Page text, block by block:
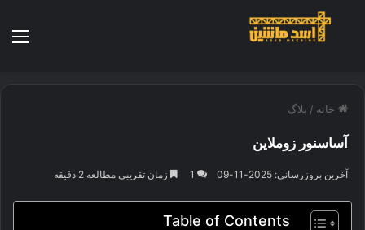
خانه / بلاگ
آساسنور زوملاین
آخرین بروزرسانی: 2025-11-09 1 زمان تقریبی مطالعه 2 دقیقه
Table of Contents